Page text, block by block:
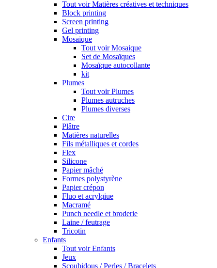
Tout voir Matières créatives et techniques
Block printing
Screen printing
Gel printing
Mosaique
Tout voir Mosaique
Set de Mosaïques
Mosaïque autocollante
kit
Plumes
Tout voir Plumes
Plumes autruches
Plumes diverses
Cire
Plâtre
Matières naturelles
Fils métalliques et cordes
Flex
Silicone
Papier mâché
Formes polystyrène
Papier crépon
Fluo et acrylqiue
Macramé
Punch needle et broderie
Laine / feutrage
Tricotin
Enfants
Tout voir Enfants
Jeux
Scoubidous / Perles / Bracelets